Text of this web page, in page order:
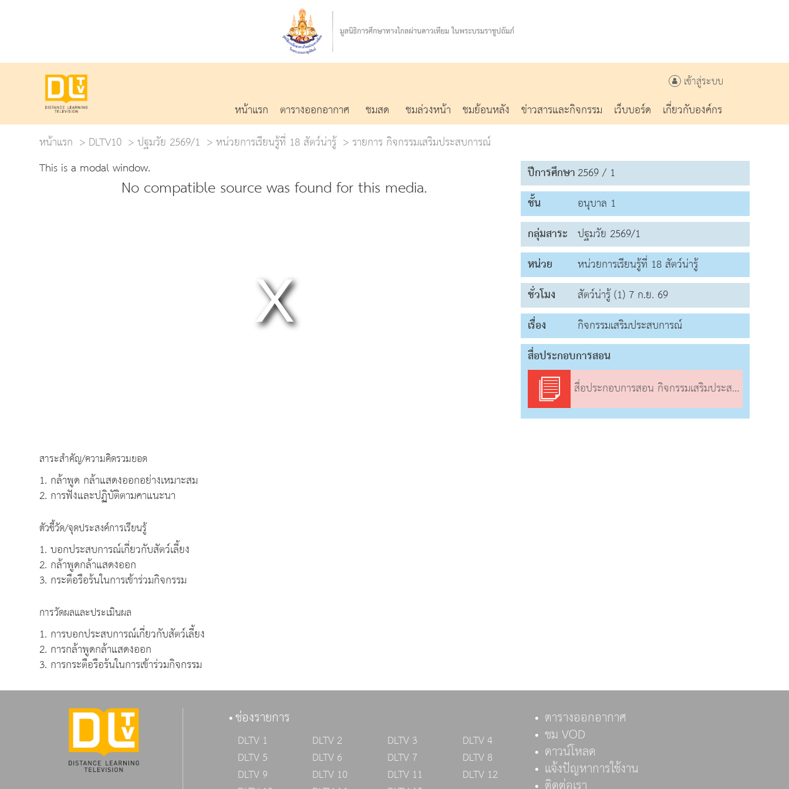
เข้าสู่ระบบ
หน้าแรก ตารางออกอากาศ ชมสด ชมล่วงหน้า ชมย้อนหลัง ข่าวสารและกิจกรรม เว็บบอร์ด
เกี่ยวกับองค์กร
หน้าแรก
DLTV10 ปฐมวัย 2569/1 หน่วยการเรียนรู้ที่ 18 สัตว์น่ารู้
รายการ กิจกรรมเสริมประสบการณ์
This is a modal window.
No compatible source was found for this media.
สาระสำคัญ/ความคิดรวมยอด
1. กล้าพูด กล้าแสดงออกอย่างเหมาะสม
2. การฟังและปฏิบัติตามคาแนะนา
ตัวชี้วัด/จุดประสงค์การเรียนรู้
1. บอกประสบการณ์เกี่ยวกับสัตว์เลี้ยง
2. กล้าพูดกล้าแสดงออก
3. กระตือรือร้นในการเข้าร่วมกิจกรรม
การวัดผลและประเมินผล
1. การบอกประสบการณ์เกี่ยวกับสัตว์เลี้ยง
2. การกล้าพูดกล้าแสดงออก
3. การกระตือรือร้นในการเข้าร่วมกิจกรรม
ปีการศึกษา2569 / 1
ชั้น
อนุบาล 1
กลุ่มสาระ ปฐมวัย 2569/1
หน่วย
หน่วยการเรียนรู้ที่ 18 สัตว์น่ารู้
ชั่วโมง
สัตว์น่ารู้ (1) 7 ก.ย. 69
เรื่อง
กิจกรรมเสริมประสบการณ์
สื่อประกอบการสอน
สื่อประกอบการสอน กิจกรรมเสริมประสบการณ์
ช่องรายการ
DLTV 1 DLTV 2 DLTV 3
DLTV 4
DLTV 5
DLTV 6 DLTV 7
DLTV 8
DLTV 9
DLTV 10 DLTV 11
DLTV 12
ตารางออกอากาศ
ชม VOD
ดาวน์โหลด
แจ้งปัญหาการใช้งาน